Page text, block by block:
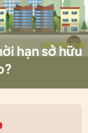
hạn sở hữu